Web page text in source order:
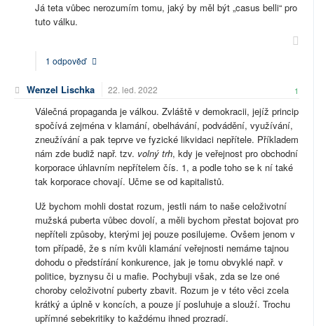
Já teta vůbec nerozumím tomu, jaký by měl být „casus belli“ pro
tuto válku.
1 odpověď
Wenzel Lischka 22. led. 2022 1
Válečná propaganda je válkou. Zvláště v demokracii, jejíž princip
spočívá zejména v klamání, obelhávání, podvádění, využívání,
zneužívání a pak teprve ve fyzické likvidaci nepřítele. Příkladem
nám zde budiž např. tzv. volný trh, kdy je veřejnost pro obchodní
korporace úhlavním nepřítelem čís. 1, a podle toho se k ní také
tak korporace chovají. Učme se od kapitalistů.
Už bychom mohli dostat rozum, jestli nám to naše celoživotní
mužská puberta vůbec dovolí, a měli bychom přestat bojovat pro
nepříteli způsoby, kterými jej pouze posilujeme. Ovšem jenom v
tom případě, že s ním kvůli klamání veřejnosti nemáme tajnou
dohodu o předstírání konkurence, jak je tomu obvyklé např. v
politice, byznysu či u mafie. Pochybuji však, zda se lze oné
choroby celoživotní puberty zbavit. Rozum je v této věci zcela
krátký a úplně v koncích, a pouze jí posluhuje a slouží. Trochu
upřímné sebekritiky to každému ihned prozradí.